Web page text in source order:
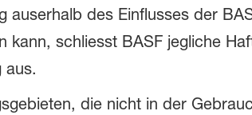
des Einflusses der
kann, schliesst BASF jegliche
aus.
die nicht in der